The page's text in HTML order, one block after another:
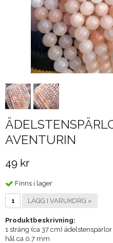
AVENTURIN
49 kr
Finns i lager
LÄGG I VARUKORG »
Produktbeskrivning:
1 sträng (ca 37 cm)
hål ca 0,7 mm